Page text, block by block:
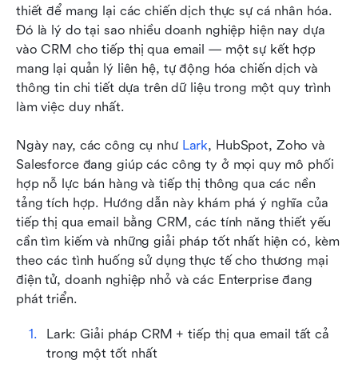
thiết để mang lại các chiến dịch thực sự cá nhân hóa.
Đó là lý do tại sao nhiều doanh nghiệp hiện nay dựa
vào CRM cho tiếp thị qua email — một sự kết hợp
mang lại quản lý liên hệ, tự động hóa chiến dịch và
thông tin chi tiết dựa trên dữ liệu trong một quy trình
làm việc duy nhất.
Ngày nay, các công cụ như Lark, HubSpot, Zoho và
Salesforce đang giúp các công ty ở mọi quy mô phối
hợp nỗ lực bán hàng và tiếp thị thông qua các nền
tảng tích hợp. Hướng dẫn này khám phá ý nghĩa của
tiếp thị qua email bằng CRM, các tính năng thiết yếu
cần tìm kiếm và những giải pháp tốt nhất hiện có, kèm
theo các tình huống sử dụng thực tế cho thương mại
điện tử, doanh nghiệp nhỏ và các Enterprise đang
phát triển.
Lark: Giải pháp CRM + tiếp thị qua email tất cả
trong một tốt nhất
Tại sao các doanh nghiệp cần tích hợp tiếp thị
qua email CRM
Kết luận
Câu hỏi thường gặp